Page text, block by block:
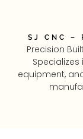
SJ CNC –
Precision
equipment,